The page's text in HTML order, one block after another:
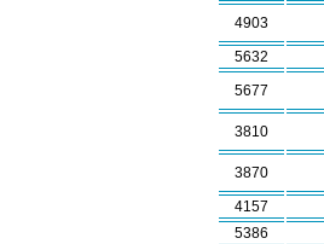
4903
5632
5677
3810
3870
4157
5386